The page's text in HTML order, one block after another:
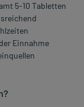
5-10 Tabletten
Einnahme